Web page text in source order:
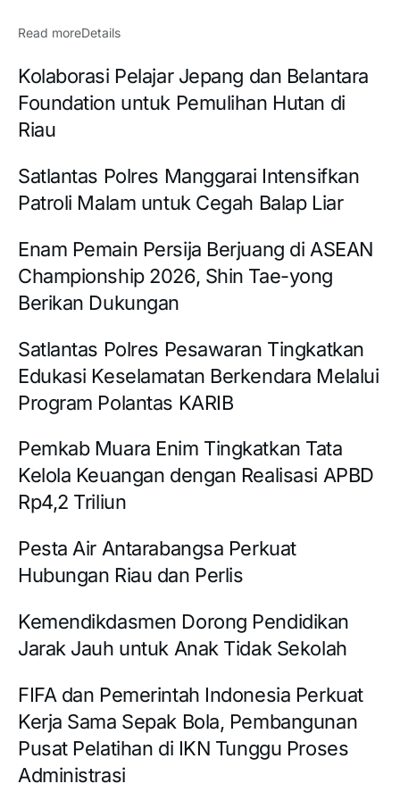
Read moreDetails
Kolaborasi Pelajar Jepang dan Belantara
Foundation untuk Pemulihan Hutan di
Riau
Satlantas Polres Manggarai Intensifkan
Patroli Malam untuk Cegah Balap Liar
Enam Pemain Persija Berjuang di ASEAN
Championship 2026, Shin Tae-yong
Berikan Dukungan
Satlantas Polres Pesawaran Tingkatkan
Edukasi Keselamatan Berkendara Melalui
Program Polantas KARIB
Pemkab Muara Enim Tingkatkan Tata
Kelola Keuangan dengan Realisasi APBD
Rp4,2 Triliun
Pesta Air Antarabangsa Perkuat
Hubungan Riau dan Perlis
Kemendikdasmen Dorong Pendidikan
Jarak Jauh untuk Anak Tidak Sekolah
FIFA dan Pemerintah Indonesia Perkuat
Kerja Sama Sepak Bola, Pembangunan
Pusat Pelatihan di IKN Tunggu Proses
Administrasi